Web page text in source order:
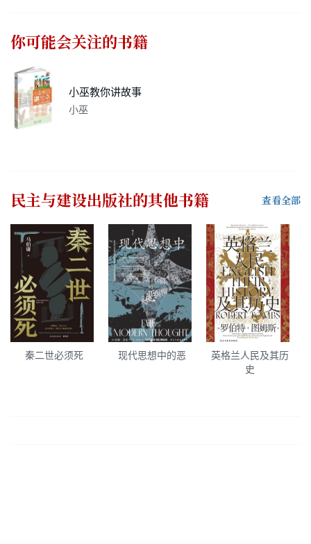
你可能会关注的书籍
小巫教你讲故事
小巫
民主与建设出版社的其他书籍 查看全部
秦二世必须死 现代思想中的恶
英格兰人民及其历
史